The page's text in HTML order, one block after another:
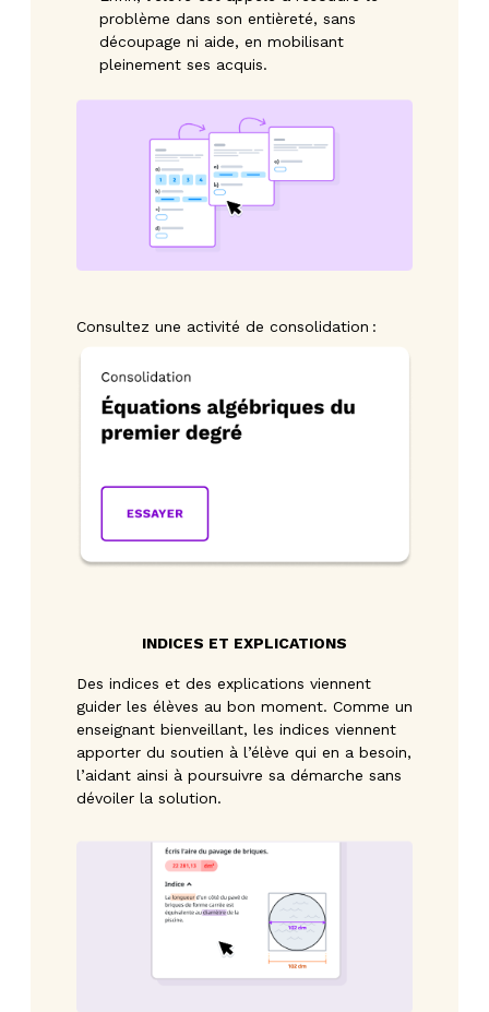
problème dans son entièreté, sans
découpage ni aide, en mobilisant
pleinement ses acquis.
Consultez une activité de consolidation :
INDICES ET EXPLICATIONS
Des indices et des explications viennent
guider les élèves au bon moment. Comme un
enseignant bienveillant, les indices viennent
apporter du soutien à l’élève qui en a besoin,
l’aidant ainsi à poursuivre sa démarche sans
dévoiler la solution.